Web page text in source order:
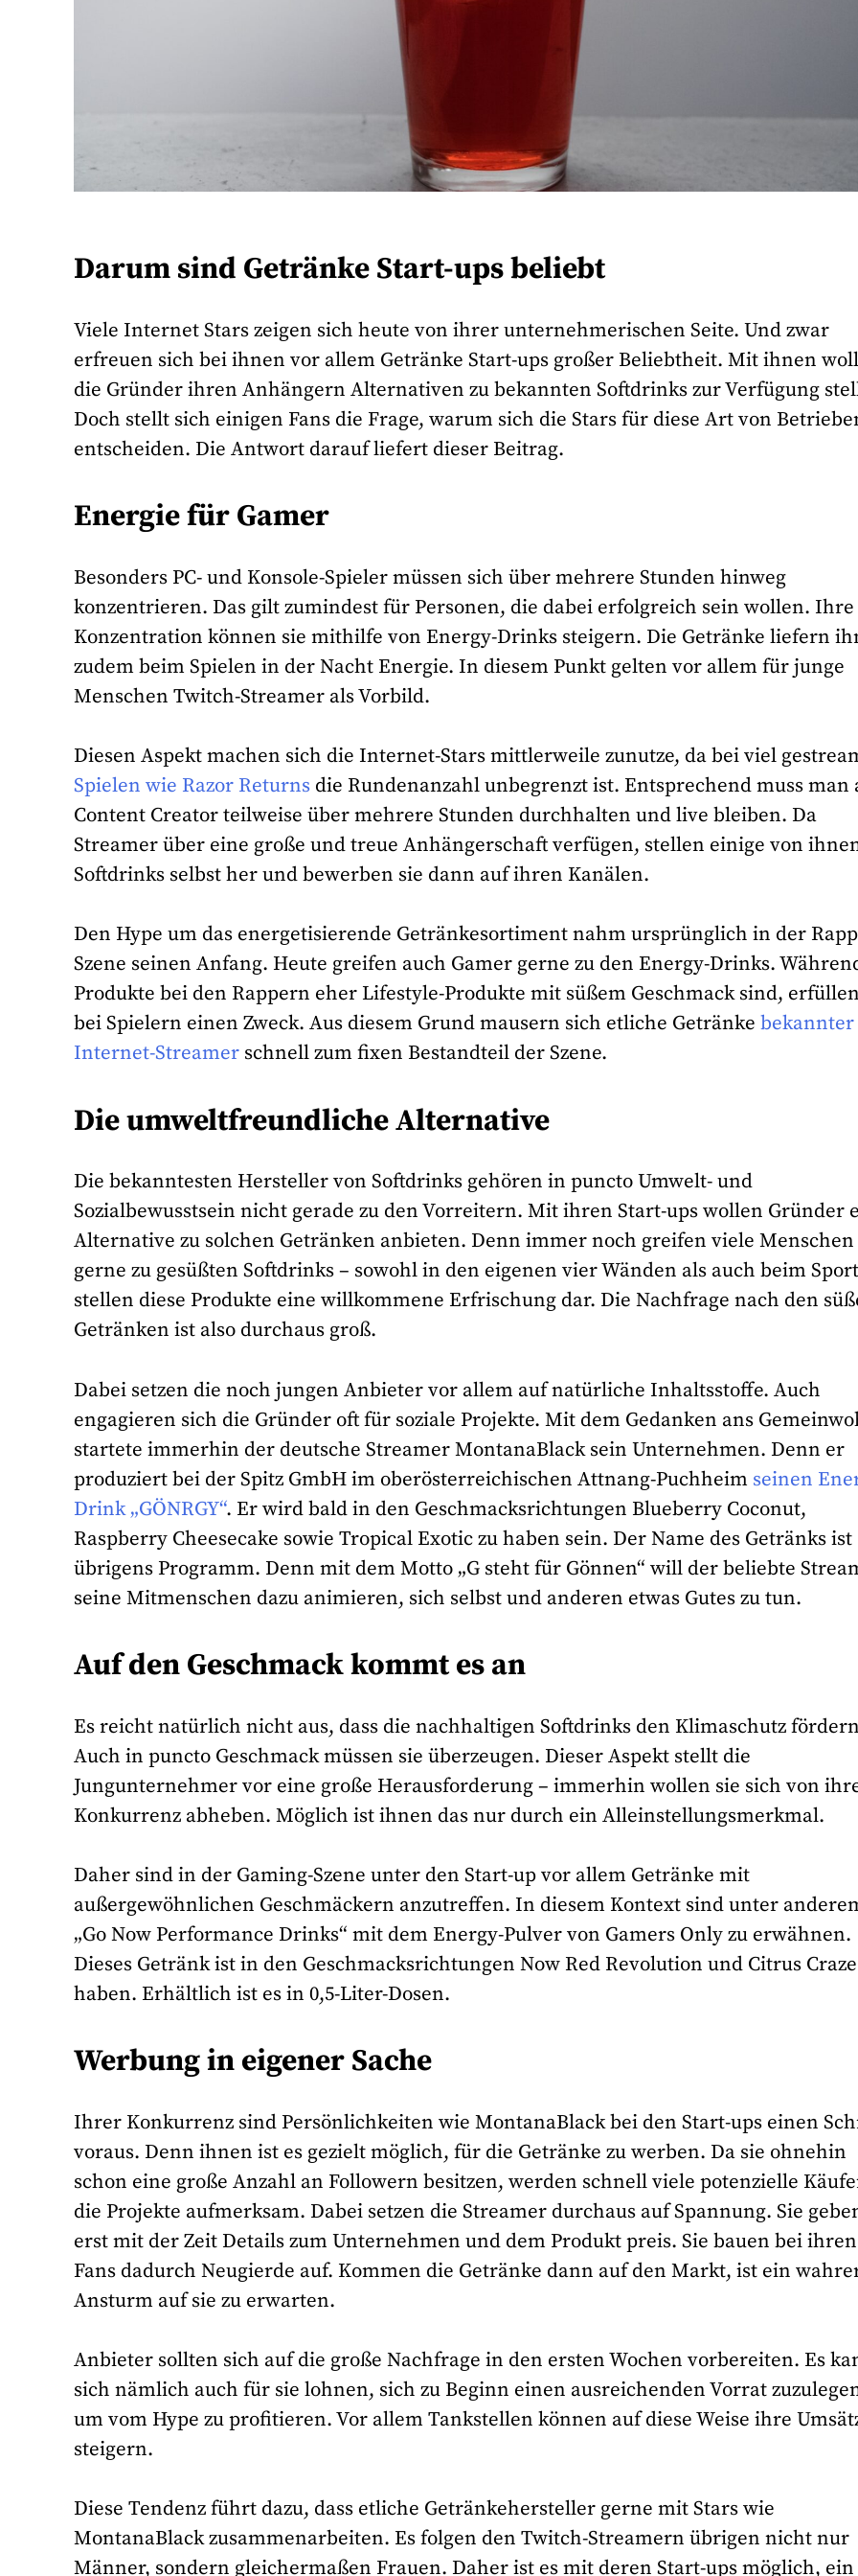
Darum sind Getränke Start-ups beliebt
Viele Internet Stars zeigen sich heute von ihrer unternehmerischen Seite. Und zwar
erfreuen sich bei ihnen vor allem Getränke Start-ups großer Beliebtheit. Mit ihnen
die Gründer ihren Anhängern Alternativen zu bekannten Softdrinks zur Verfügung
Doch stellt sich einigen Fans die Frage, warum sich die Stars für diese Art von
entscheiden. Die Antwort darauf liefert dieser Beitrag.
Energie für Gamer
Besonders PC- und Konsole-Spieler müssen sich über mehrere Stunden hinweg
konzentrieren. Das gilt zumindest für Personen, die dabei erfolgreich sein wollen. Ihre
Konzentration können sie mithilfe von Energy-Drinks steigern. Die Getränke liefern
zudem beim Spielen in der Nacht Energie. In diesem Punkt gelten vor allem für junge
Menschen Twitch-Streamer als Vorbild.
Diesen Aspekt machen sich die Internet-Stars mittlerweile zunutze, da bei viel
Spielen wie Razor Returns die Rundenanzahl unbegrenzt ist. Entsprechend muss man
Content Creator teilweise über mehrere Stunden durchhalten und live bleiben. Da
Streamer über eine große und treue Anhängerschaft verfügen, stellen einige von
Softdrinks selbst her und bewerben sie dann auf ihren Kanälen.
Den Hype um das energetisierende Getränkesortiment nahm ursprünglich in der
Szene seinen Anfang. Heute greifen auch Gamer gerne zu den Energy-Drinks.
Produkte bei den Rappern eher Lifestyle-Produkte mit süßem Geschmack sind,
bei Spielern einen Zweck. Aus diesem Grund mausern sich etliche Getränkebekannter
Internet-Streamer schnell zum fixen Bestandteil der Szene.
Die umweltfreundliche Alternative
Die bekanntesten Hersteller von Softdrinks gehören in puncto Umwelt- und
Sozialbewusstsein nicht gerade zu den Vorreitern. Mit ihren Start-ups wollen Gründer
Alternative zu solchen Getränken anbieten. Denn immer noch greifen viele Menschen
gerne zu gesüßten Softdrinks – sowohl in den eigenen vier Wänden als auch beim Sport
stellen diese Produkte eine willkommene Erfrischung dar. Die Nachfrage nach den
Getränken ist also durchaus groß.
Dabei setzen die noch jungen Anbieter vor allem auf natürliche Inhaltsstoffe. Auch
engagieren sich die Gründer oft für soziale Projekte. Mit dem Gedanken ans
startete immerhin der deutsche Streamer MontanaBlack sein Unternehmen. Denn er
produziert bei der Spitz GmbH im oberösterreichischen Attnang-Puchheim seinen
Drink „GÖNRGY“. Er wird bald in den Geschmacksrichtungen Blueberry Coconut,
Raspberry Cheesecake sowie Tropical Exotic zu haben sein. Der Name des Getränks ist
übrigens Programm. Denn mit dem Motto „G steht für Gönnen“ will der beliebte
seine Mitmenschen dazu animieren, sich selbst und anderen etwas Gutes zu tun.
Auf den Geschmack kommt es an
Es reicht natürlich nicht aus, dass die nachhaltigen Softdrinks den Klimaschutz
Auch in puncto Geschmack müssen sie überzeugen. Dieser Aspekt stellt die
Jungunternehmer vor eine große Herausforderung – immerhin wollen sie sich von
Konkurrenz abheben. Möglich ist ihnen das nur durch ein Alleinstellungsmerkmal.
Daher sind in der Gaming-Szene unter den Start-up vor allem Getränke mit
außergewöhnlichen Geschmäckern anzutreffen. In diesem Kontext sind unter
„Go Now Performance Drinks“ mit dem Energy-Pulver von Gamers Only zu erwähnen.
Dieses Getränk ist in den Geschmacksrichtungen Now Red Revolution und Citrus
haben. Erhältlich ist es in 0,5-Liter-Dosen.
Werbung in eigener Sache
Ihrer Konkurrenz sind Persönlichkeiten wie MontanaBlack bei den Start-ups einen
voraus. Denn ihnen ist es gezielt möglich, für die Getränke zu werben. Da sie ohnehin
schon eine große Anzahl an Followern besitzen, werden schnell viele potenzielle
die Projekte aufmerksam. Dabei setzen die Streamer durchaus auf Spannung. Sie
erst mit der Zeit Details zum Unternehmen und dem Produkt preis. Sie bauen bei ihren
Fans dadurch Neugierde auf. Kommen die Getränke dann auf den Markt, ist ein
Ansturm auf sie zu erwarten.
Anbieter sollten sich auf die große Nachfrage in den ersten Wochen vorbereiten. Es
sich nämlich auch für sie lohnen, sich zu Beginn einen ausreichenden Vorrat
um vom Hype zu profitieren. Vor allem Tankstellen können auf diese Weise ihre
steigern.
Diese Tendenz führt dazu, dass etliche Getränkehersteller gerne mit Stars wie
MontanaBlack zusammenarbeiten. Es folgen den Twitch-Streamern übrigen nicht nur
Männer, sondern gleichermaßen Frauen. Daher ist es mit deren Start-ups möglich, ein